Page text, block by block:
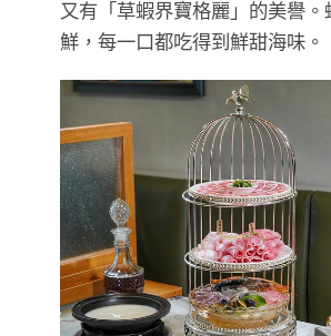
又有「草蝦界寶格麗」的美譽。
鮮，每一口都吃得到鮮甜海味。